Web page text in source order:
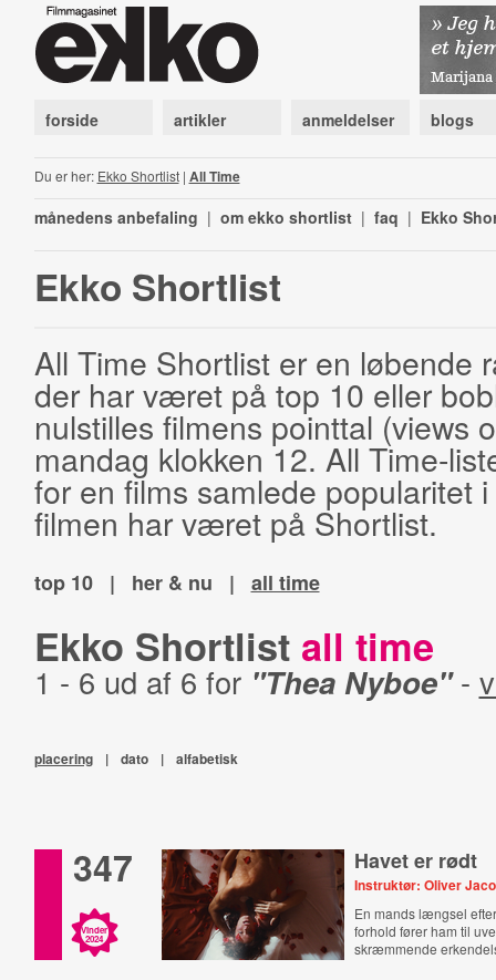
forside artikler anmeldelser blogs
Du er her: Ekko Shortlist| All Time
månedens anbefaling | om ekko shortlist | faq | Ekko
Ekko Shortlist
All Time Shortlist er en løbende
der har været på top 10 eller
nulstilles filmens pointtal (views
mandag klokken 12. All Time-
for en films samlede popularitet
filmen har været på Shortlist.
top 10 | her & nu | all time
Ekko Shortlist all time
1 - 6 ud af 6 for "Thea Nyboe"-
placering | dato | alfabetisk
347
Vinder
2024
Havet er rødt
Instruktør: Oliver
En mands længsel
forhold fører ham til
skræmmende